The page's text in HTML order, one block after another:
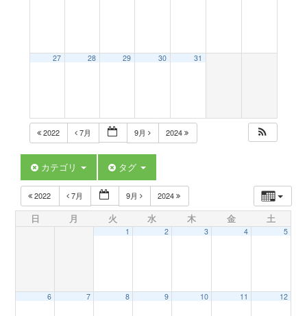
t
i
27 28 29 30 31
2022 7月 9月 2024
カテゴリ タグ
2022 7月 9月 2024
日 月 火 水 木 金 土
1 2 3 4 5
6 7 8 9 10 11 12